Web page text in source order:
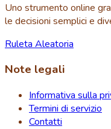
Uno strumento online
le decisioni semplici e
Ruleta Aleatoria
Note legali
Informativa sulla
Termini di servizio
Contatti